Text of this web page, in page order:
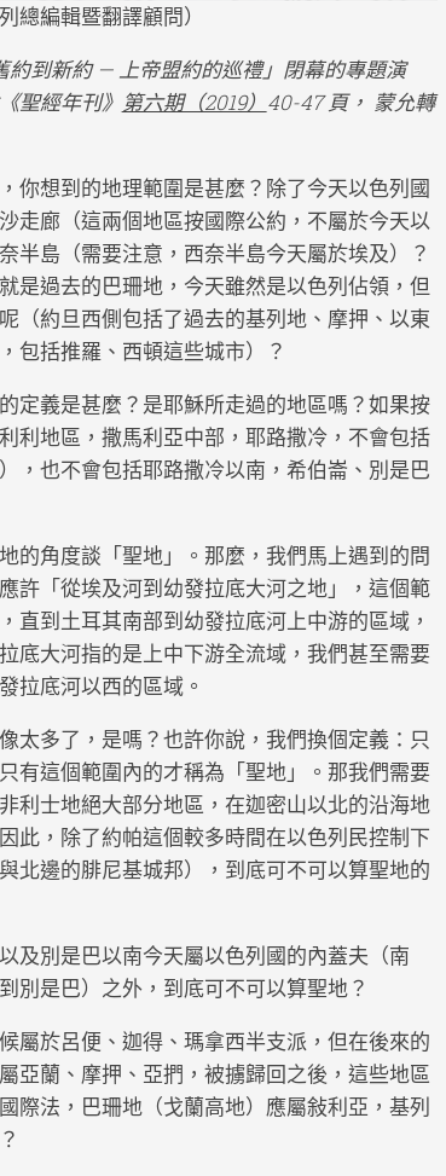
總編輯暨翻譯顧問）
約到新約 — 上帝盟約的巡禮」閉幕的專題演
聖經年刊》 第六期（2019） 40-47 頁， 蒙允轉
你想到的地理範圍是甚麼？除了今天以色列國
走廊（這兩個地區按國際公約，不屬於今天以
半島（需要注意，西奈半島今天屬於埃及）？
是過去的巴珊地，今天雖然是以色列佔領，但
（約旦西側包括了過去的基列地、摩押、以東
包括推羅、西頓這些城市）？
定義是甚麼？是耶穌所走過的地區嗎？如果按
利地區，撒馬利亞中部，耶路撒冷，不會包括
，也不會包括耶路撒冷以南，希伯崙、別是巴
的角度談「聖地」。那麼，我們馬上遇到的問
許「從埃及河到幼發拉底大河之地」，這個範
直到土耳其南部到幼發拉底河上中游的區域，
底大河指的是上中下游全流域，我們甚至需要
拉底河以西的區域。
太多了，是嗎？也許你說，我們換個定義：只
有這個範圍內的才稱為「聖地」。那我們需要
利士地絕大部分地區，在迦密山以北的沿海地
此，除了約帕這個較多時間在以色列民控制下
北邊的腓尼基城邦），到底可不可以算聖地的
及別是巴以南今天屬以色列國的內蓋夫（南
別是巴）之外，到底可不可以算聖地？
屬於呂便、迦得、瑪拿西半支派，但在後來的
亞蘭、摩押、亞捫，被擄歸回之後，這些地區
際法，巴珊地（戈蘭高地）應屬敍利亞，基列